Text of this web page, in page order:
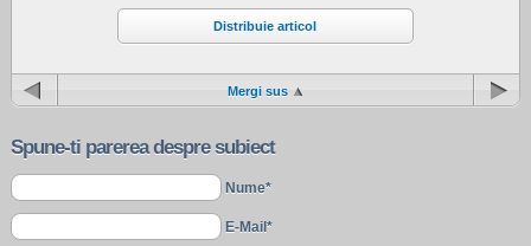
Distribuie articol
Mergi sus
Spune-ti parerea despre subiect
Nume*
E-Mail*